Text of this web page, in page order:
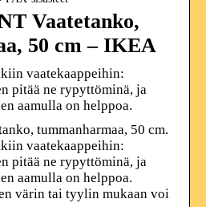
Vaatetanko,
50 cm – IKEA
vaatekaappeihin:
pitää ne rypyttöminä, ja
aamulla on helppoa.
tummanharmaa, 50 cm.
vaatekaappeihin:
pitää ne rypyttöminä, ja
aamulla on helppoa.
värin tai tyylin mukaan voi